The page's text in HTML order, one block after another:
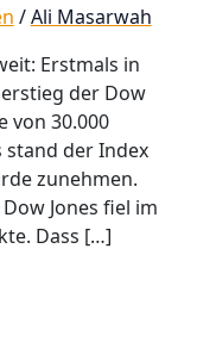
/Ali Masarwah
Erstmals in
der Dow
von 30.000
stand der Index
zunehmen.
Jones fiel im
Dass […]